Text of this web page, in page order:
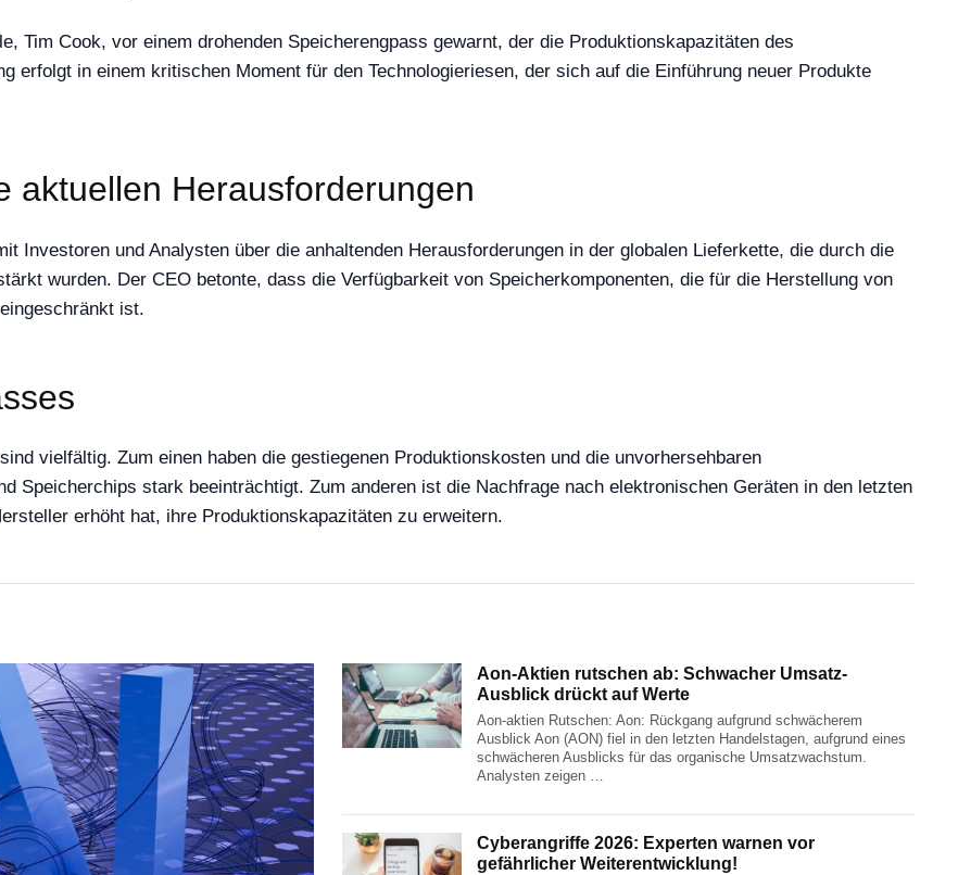
Tim Cook, vor einem drohenden Speicherengpass gewarnt, der die Produktionskapazitäten des
erfolgt in einem kritischen Moment für den Technologieriesen, der sich auf die Einführung neuer Produkte
aktuellen Herausforderungen
Investoren und Analysten über die anhaltenden Herausforderungen in der globalen Lieferkette, die durch die
wurden. Der CEO betonte, dass die Verfügbarkeit von Speicherkomponenten, die für die Herstellung von
ist.
vielfältig. Zum einen haben die gestiegenen Produktionskosten und die unvorhersehbaren
Speicherchips stark beeinträchtigt. Zum anderen ist die Nachfrage nach elektronischen Geräten in den letzten
erhöht hat, ihre Produktionskapazitäten zu erweitern.
Aon-Aktien rutschen ab: Schwacher Umsatz-
Ausblick drückt auf Werte
Aon-aktien Rutschen: Aon: Rückgang aufgrund schwächerem
Ausblick Aon (AON) fiel in den letzten Handelstagen, aufgrund eines
schwächeren Ausblicks für das organische Umsatzwachstum.
Analysten zeigen …
Cyberangriffe 2026: Experten warnen vor
gefährlicher Weiterentwicklung!